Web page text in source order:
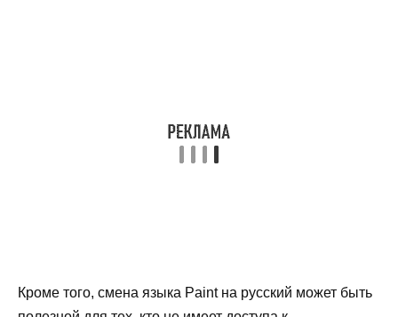
Кроме того, смена языка Paint на русский может быть